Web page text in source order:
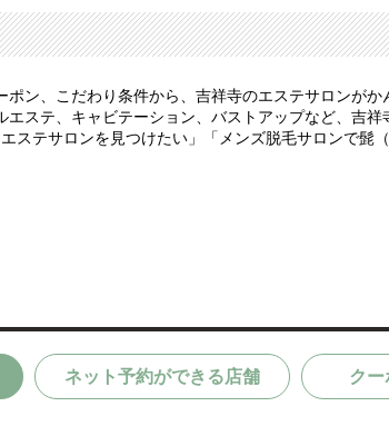
ン、こだわり条件から、吉祥寺のエステサロンが
ステ、キャビテーション、バストアップなど、吉
ステサロンを見つけたい」「メンズ脱毛サロンで
ネット予約ができる店舗 クー